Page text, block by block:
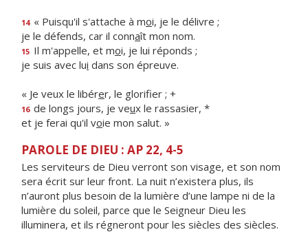
14 « Puisqu'il s'attache à moi, je le délivre ;
je le défends, car il connaît mon nom.
15 Il m'appelle, et moi, je lui réponds ;
je suis avec lui dans son épreuve.
« Je veux le libérer, le glorifier ; +
16 de longs jours, je veux le rassasier, *
et je ferai qu'il voie mon salut. »
PAROLE DE DIEU : AP 22, 4-5
Les serviteurs de Dieu verront son visage, et son nom
sera écrit sur leur front. La nuit n’existera plus, ils
n’auront plus besoin de la lumière d’une lampe ni de la
lumière du soleil, parce que le Seigneur Dieu les
illuminera, et ils régneront pour les siècles des siècles.